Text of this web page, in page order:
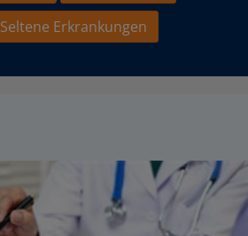
Seltene Erkrankungen